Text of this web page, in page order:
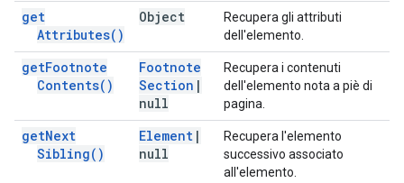
get
Attributes( )
Object
Recupera gli attributi
dell'elemento.
getFootnote
Contents( )
Footnote
Section |
null
Recupera i contenuti
dell'elemento nota a piè di
pagina.
getNext
Sibling( )
Element |
null
Recupera l'elemento
successivo associato
all'elemento.